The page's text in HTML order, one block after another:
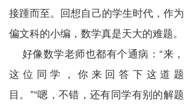
接踵而至。回想自己的学生时代，作为
偏文科的小编，数学真是天大的难题。
好像数学老师也都有个通病：“来，
这位同学，你来回答下这道题
目。”“嗯，不错，还有同学有别的解题